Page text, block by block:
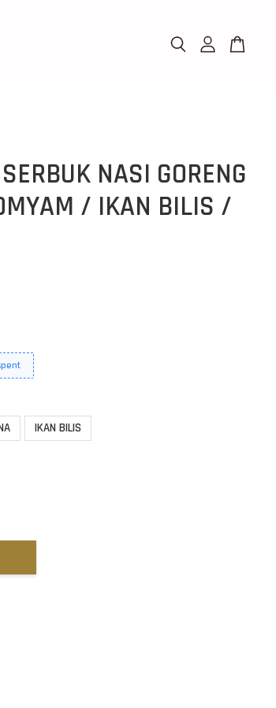
NASI GORENG
/ IKAN BILIS /
IKAN BILIS